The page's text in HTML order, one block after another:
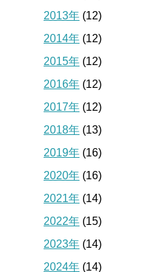
2013年 (12)
2014年 (12)
2015年 (12)
2016年 (12)
2017年 (12)
2018年 (13)
2019年 (16)
2020年 (16)
2021年 (14)
2022年 (15)
2023年 (14)
2024年 (14)